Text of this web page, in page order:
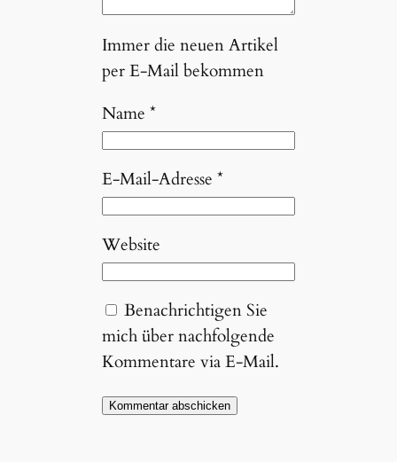
Immer die neuen Artikel
per E-Mail bekommen
Name*
E-Mail-Adresse*
Website
Benachrichtigen Sie
mich über nachfolgende
Kommentare via E-Mail.